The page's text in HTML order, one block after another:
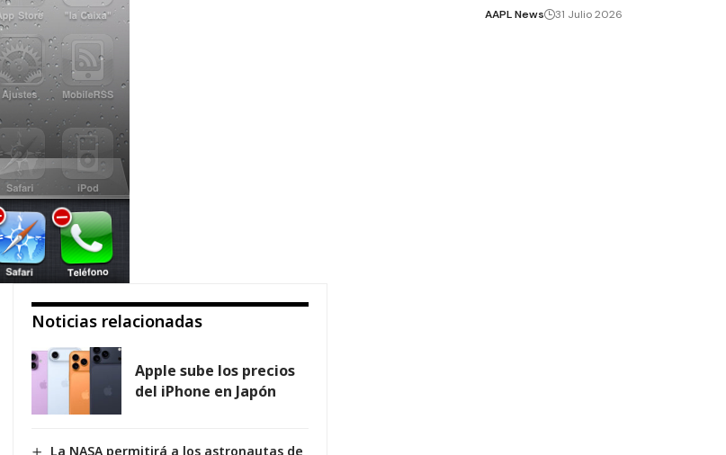
Noticias relacionadas
Apple sube los precios
del iPhone en Japón
La NASA permitirá a los astronautas de
AAPL News 31 Julio 2026